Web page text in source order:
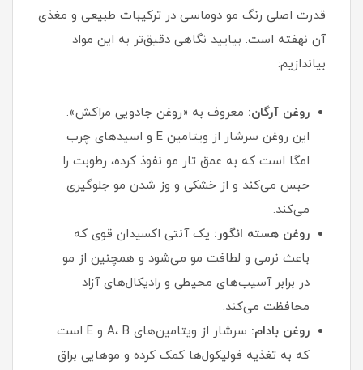
قدرت اصلی رنگ مو دوماسی در ترکیبات طبیعی و مغذی
آن نهفته است. بیایید نگاهی دقیق‌تر به این مواد
بیاندازیم:
روغن آرگان: معروف به «روغن جادویی مراکش».
این روغن سرشار از ویتامین E و اسیدهای چرب
امگا است که به عمق تار مو نفوذ کرده، رطوبت را
حبس می‌کند و از خشکی و وز شدن مو جلوگیری
می‌کند.
روغن هسته انگور: یک آنتی‌ اکسیدان قوی که
باعث نرمی و لطافت مو می‌شود و همچنین از مو
در برابر آسیب‌های محیطی و رادیکال‌های آزاد
محافظت می‌کند.
روغن بادام:
سرشار از ویتامین‌های A، B و E است
که به تغذیه فولیکول‌ها کمک کرده و موهایی براق